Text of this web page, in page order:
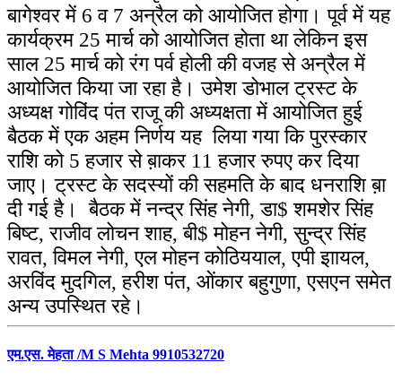
बागेश्वर में 6 व 7 अन्रैल को आयोजित होगा।पूर्व में यह
कार्यक्रम 25 मार्च को आयोजित होता था लेकिन इस
साल 25 मार्च को रंग पर्व होली की वजह से अन्रैल में
आयोजित किया जा रहा है। उमेश डोभाल ट्रस्ट के
अध्यक्ष गोविंद पंत राजू की अध्यक्षता में आयोजित हुई
बैठक में एक अहम निर्णय यह लिया गया कि पुरस्कार
राशि को 5 हजार से ब़ाकर 11 हजार रुपए कर दिया
जाए। ट्रस्ट के सदस्यों की सहमति के बाद धनराशि ब़ा
दी गई है। बैठक में नन्द्र सिंह नेगी, डा$ शमशेर सिंह
बिष्ट, राजीव लोचन शाह, बी$ मोहन नेगी, सुन्द्र सिंह
रावत, विमल नेगी, एल मोहन कोठिययाल, एपी इाायल,
अरविंद मुदगिल, हरीश पंत, ओंकार बहुगुणा, एसएन समेत
अन्य उपस्थित रहे।
एम.एस. मेहता /M S Mehta 9910532720